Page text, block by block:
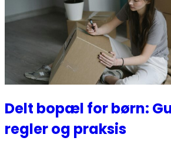
Delt bopæl for børn:
regler og praksis